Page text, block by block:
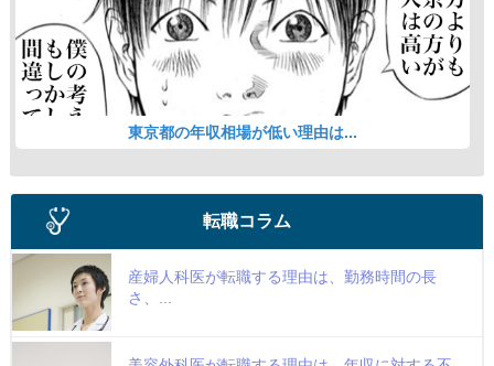
東京都の年収相場が低い理由は...
転職コラム
産婦人科医が転職する理由は、勤務時間の長
さ、...